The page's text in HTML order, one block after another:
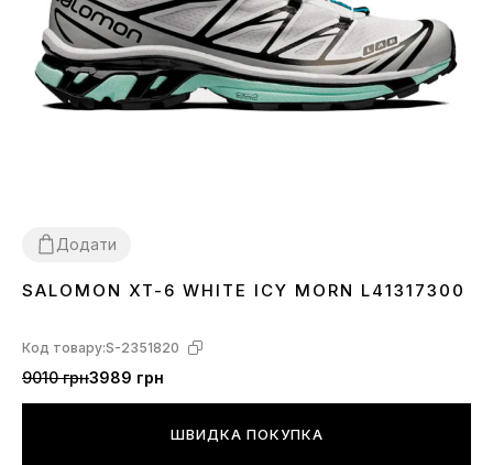
Додати
3637 38 394041
SALOMON XT-6 WHITE ICY MORN L41317300
Код товару:S-2351820
9010 грн3989 грн
ШВИДКА ПОКУПКА